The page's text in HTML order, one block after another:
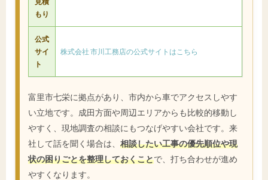
もり
公式
サイ
ト
株式会社 市川工務店の公式サイトはこちら
富里市七栄に拠点があり、市内から車でアクセスしやす
い立地です。成田方面や周辺エリアからも比較的移動し
やすく、現地調査の相談にもつなげやすい会社です。来
社して話を聞く場合は、 相談したい工事の優先順位や現
状の困りごとを整理しておくことで、打ち合わせが進め
やすくなります。